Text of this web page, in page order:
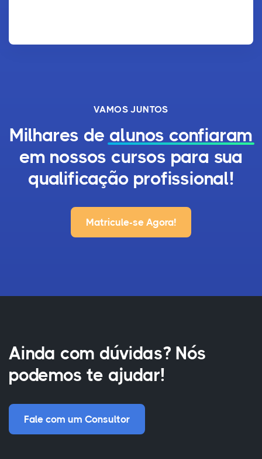
VAMOS JUNTOS
Milhares de alunos confiaram
em nossos cursos para sua
qualificação profissional!
Matricule-se Agora!
Ainda com dúvidas? Nós
podemos te ajudar!
Fale com um Consultor